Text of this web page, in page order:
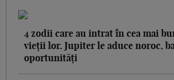
4 zodii care au intrat în cea mai
vieții lor. Jupiter le aduce noroc,
oportunități